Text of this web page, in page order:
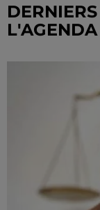
L'AGENDA